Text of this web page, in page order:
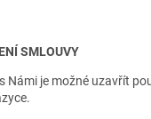
SMLOUVY
Námi je možné uzavřít